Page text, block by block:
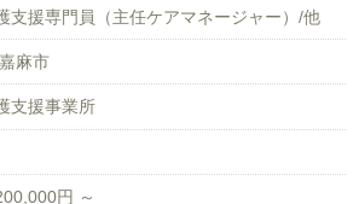
支援専門員（主任ケアマネージャー）/他
麻市
支援事業所
円 ～